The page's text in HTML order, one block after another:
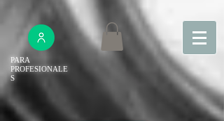
PARA
PROFESIONALE
S